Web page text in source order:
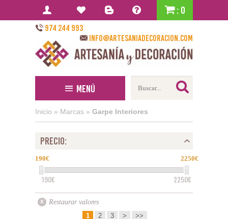
: 0
974 244 993
info@artesaniadecoracion.com
Menú
Inicio » Marcas » Garpe Interiores
PRECIO:
190 2250
190€ 2250€
Restaurar valores
1
2 3 > >>